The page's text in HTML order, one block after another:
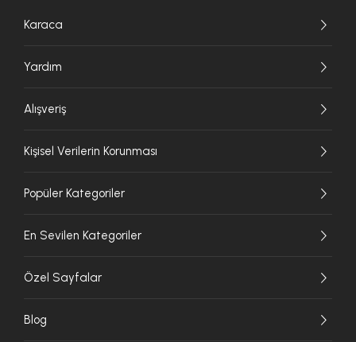
Karaca
Yardım
Alışveriş
Kişisel Verilerin Korunması
Popüler Kategoriler
En Sevilen Kategoriler
Özel Sayfalar
Blog